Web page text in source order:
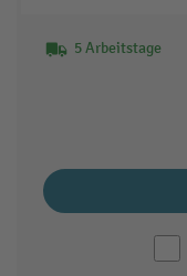
5 Arbeitstage